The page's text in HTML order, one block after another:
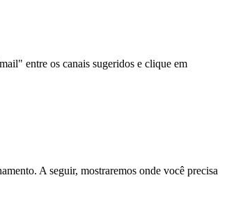
entre os canais sugeridos e clique em
A seguir, mostraremos onde você precisa